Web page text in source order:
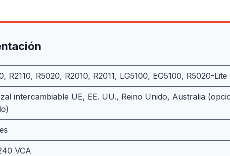
R2110, R5020, R2010, R2011, LG5100, EG5100, R5020-Lite
intercambiable UE, EE. UU., Reino Unido, Australia
VCA